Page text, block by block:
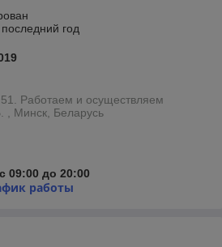
год
Работаем и осуществляем
, Минск, Беларусь
09:00 до 20:00
работы